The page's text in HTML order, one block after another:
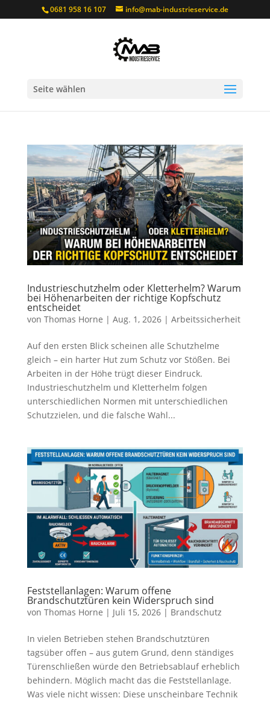
0681 958 16 107 info@mab-industrieservice.de
Seite wählen
Industrieschutzhelm oder Kletterhelm? Warum
bei Höhenarbeiten der richtige Kopfschutz
entscheidet
von Thomas Horne | Aug. 1, 2026| Arbeitssicherheit
Auf den ersten Blick scheinen alle Schutzhelme
gleich – ein harter Hut zum Schutz vor Stößen. Bei
Arbeiten in der Höhe trügt dieser Eindruck.
Industrieschutzhelm und Kletterhelm folgen
unterschiedlichen Normen mit unterschiedlichen
Schutzzielen, und die falsche Wahl...
Feststellanlagen: Warum offene
Brandschutztüren kein Widerspruch sind
von Thomas Horne | Juli 15, 2026| Brandschutz
In vielen Betrieben stehen Brandschutztüren
tagsüber offen – aus gutem Grund, denn ständiges
Türenschließen würde den Betriebsablauf erheblich
behindern. Möglich macht das die Feststellanlage.
Was viele nicht wissen: Diese unscheinbare Technik